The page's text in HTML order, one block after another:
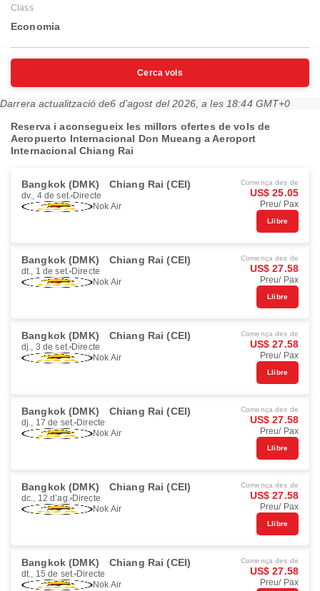
Class
Economia
Cerca vols
Darrera actualització de6 d’agost del 2026, a les 18:44 GMT+0
Reserva i aconsegueix les millors ofertes de vols de
Aeropuerto Internacional Don Mueang a Aeroport
Internacional Chiang Rai
Bangkok (DMK) Chiang Rai (CEI)
dv., 4 de set. Directe
Nok Air
Comença des de
US$ 25.05
Preu/ Pax
Llibre
Bangkok (DMK) Chiang Rai (CEI)
dt., 1 de set. Directe
Nok Air
Comença des de
US$ 27.58
Preu/ Pax
Llibre
Bangkok (DMK) Chiang Rai (CEI)
dj., 3 de set. Directe
Nok Air
Comença des de
US$ 27.58
Preu/ Pax
Llibre
Bangkok (DMK) Chiang Rai (CEI)
dj., 17 de set. Directe
Nok Air
Comença des de
US$ 27.58
Preu/ Pax
Llibre
Bangkok (DMK) Chiang Rai (CEI)
dc., 12 d’ag. Directe
Nok Air
Comença des de
US$ 27.58
Preu/ Pax
Llibre
Bangkok (DMK) Chiang Rai (CEI)
dt., 15 de set. Directe
Nok Air
Comença des de
US$ 27.58
Preu/ Pax